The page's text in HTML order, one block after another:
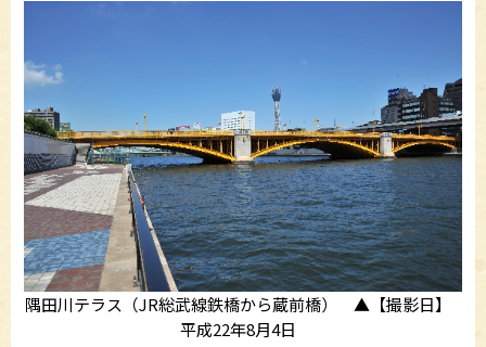
隅田川テラス（JR総武線鉄橋から蔵前橋） ▲【撮影日】
平成22年8月4日